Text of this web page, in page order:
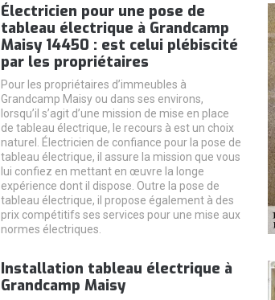
Électricien pour une pose de
tableau électrique à Grandcamp
Maisy 14450 : est celui plébiscité
par les propriétaires
Pour les propriétaires d’immeubles à
Grandcamp Maisy ou dans ses environs,
lorsqu’il s’agit d’une mission de mise en place
de tableau électrique, le recours à est un choix
naturel. Électricien de confiance pour la pose de
tableau électrique, il assure la mission que vous
lui confiez en mettant en œuvre la longe
expérience dont il dispose. Outre la pose de
tableau électrique, il propose également à des
prix compétitifs ses services pour une mise aux
normes électriques.
Installation tableau électrique à
Grandcamp Maisy